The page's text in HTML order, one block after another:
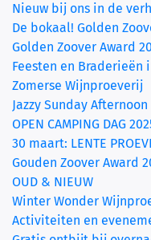
Nieuw bij ons in de
De bokaal! Golden
Golden Zoover Award
Feesten en Braderieën
Zomerse Wijnproeverij
Jazzy Sunday Afternoon
OPEN CAMPING DAG
30 maart: LENTE
Gouden Zoover Award
OUD & NIEUW
Winter Wonder
Activiteiten en